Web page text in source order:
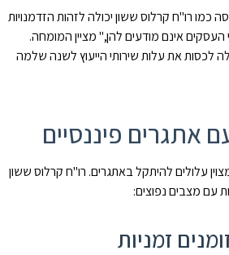
כמו רו"ח קרלוס ששון יכולה לזהות הזדמנויות
אינם מודעים להן," מציין המומחה.
לכסות את עלות שירותי הייעוץ לשנה שלמה
אתגרים פיננסיים
עלולים להיתקל באתגרים. רו"ח קרלוס ששון
עם מצבים נפוצים:
זמניות